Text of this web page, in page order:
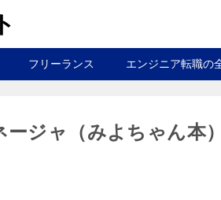
フリーランス エンジニア転職の
ジャ（みよちゃん本